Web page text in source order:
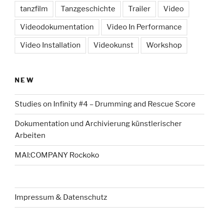
tanzfilm Tanzgeschichte Trailer Video
Videodokumentation Video In Performance
Video Installation Videokunst Workshop
NEW
Studies on Infinity #4 – Drumming and Rescue Score
Dokumentation und Archivierung künstlerischer
Arbeiten
MAI:COMPANY Rockoko
Impressum & Datenschutz